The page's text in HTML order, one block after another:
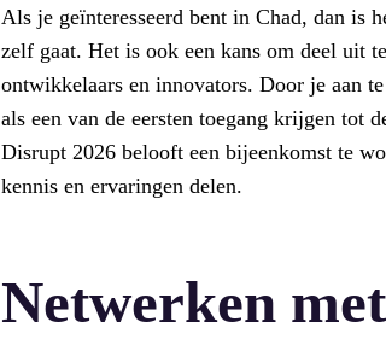
Als je geïnteresseerd bent in Chad, dan is
zelf gaat. Het is ook een kans om deel uit
ontwikkelaars en innovators. Door je aan
als een van de eersten toegang krijgen tot
Disrupt 2026 belooft een bijeenkomst te
kennis en ervaringen delen.
Netwerken